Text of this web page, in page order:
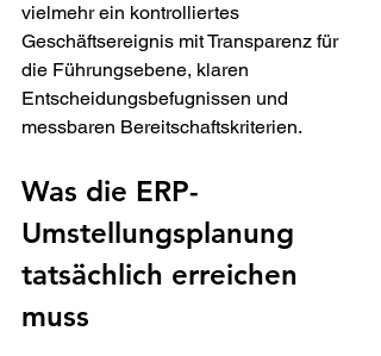
vielmehr ein kontrolliertes
Geschäftsereignis mit Transparenz für
die Führungsebene, klaren
Entscheidungsbefugnissen und
messbaren Bereitschaftskriterien.
Was die ERP-
Umstellungsplanung
tatsächlich erreichen
muss